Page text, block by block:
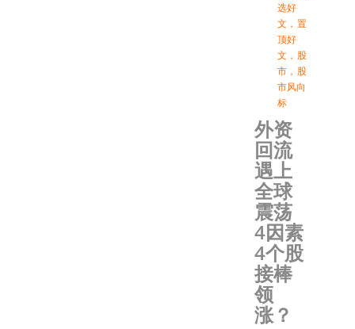
选好
文 ， 置
顶好
文 ， 股
市 ， 股
市风向
标
外资
回流
遇上
全球
震荡
4因素
4个股
接棒
领
涨？